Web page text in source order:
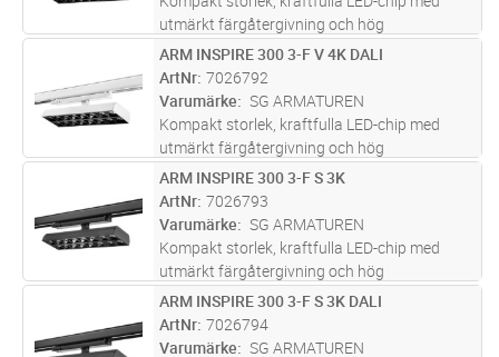
utmärkt färgåtergivning och hög
lumenproduktion samt vinklingsbart hölje gör
Inspire 300 3-Fas till ett utmärkt val för
butiker och utställningar. De kubiska
mer
ST Lägg i kundvagn
ARM INSPIRE 300 3-F V 4K DALI
ArtNr 7026792
Varumärke
SG ARMATUREN
Kompakt storlek, kraftfulla LED-chip med
utmärkt färgåtergivning och hög
lumenproduktion samt vinklingsbart hölje gör
Inspire 300 3-Fas till ett utmärkt val för
butiker och utställningar. De kubiska
mer
ST Lägg i kundvagn
ARM INSPIRE 300 3-F S 3K
ArtNr 7026793
Varumärke
SG ARMATUREN
Kompakt storlek, kraftfulla LED-chip med
utmärkt färgåtergivning och hög
lumenproduktion samt vinklingsbart hölje gör
Inspire 300 3-Fas till ett utmärkt val för
butiker och utställningar. De kubiska
ST Lägg i kundvagn
ARM INSPIRE 300 3-F S 3K DALI
ArtNr 7026794
Varumärke
SG ARMATUREN